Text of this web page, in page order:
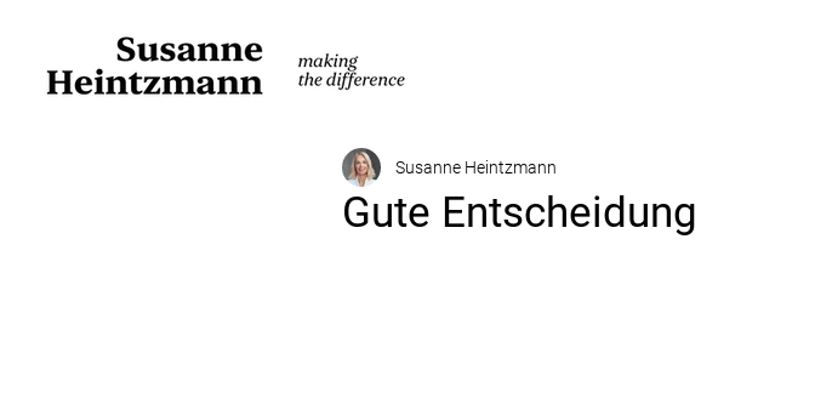
Gute Entscheidung
Susanne Heintzmann